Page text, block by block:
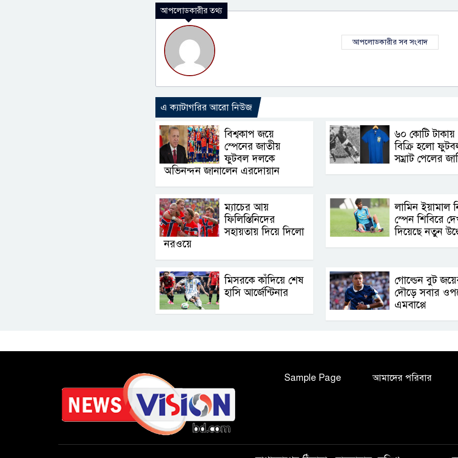
আপলোডকারীর তথ্য
আপলোডকারীর সব সংবাদ
এ ক্যাটাগরির আরো নিউজ
বিশ্বকাপ জয়ে
স্পেনের জাতীয়
ফুটবল দলকে
অভিনন্দন জানালেন এরদোয়ান
৬০ কোটি টাকায়
বিক্রি হলো
সম্রাট পেলের
ম্যাচের আয়
ফিলিস্তিনিদের
সহায়তায় দিয়ে দিলো
নরওয়ে
লামিন ইয়ামাল
স্পেন শিবিরে
দিয়েছে নতুন
মিসরকে কাঁদিয়ে শেষ
হাসি আর্জেন্টিনার
গোল্ডেন বুট
দৌড়ে সবার
এমবাপ্পে
Sample Page আমাদের পরিবার